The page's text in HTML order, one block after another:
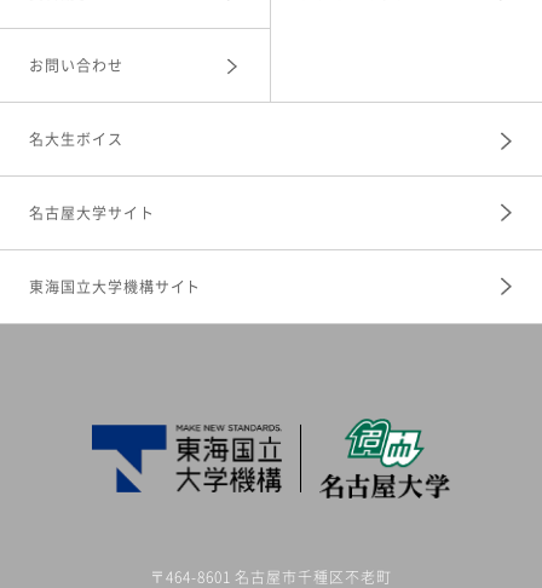
お問い合わせ
名大生ボイス
名古屋大学サイト
東海国立大学機構サイト
〒464-8601 名古屋市千種区不老町